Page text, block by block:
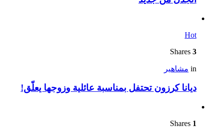
Hot
3
in مشاهير
ديانا كرزون تحتفل بمناسبة عائلية وزوجها يعلّق!
1